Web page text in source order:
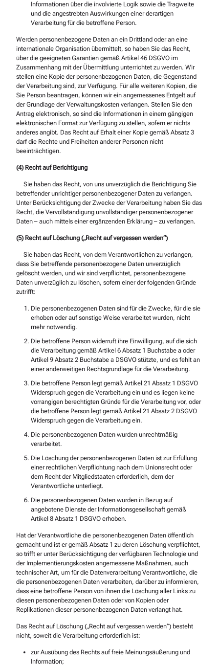
Informationen über die involvierte Logik sowie die Tragweite
und die angestrebten Auswirkungen einer derartigen
Verarbeitung für die betroffene Person.
Werden personenbezogene Daten an ein Drittland oder an eine
internationale Organisation übermittelt, so haben Sie das Recht,
über die geeigneten Garantien gemäß Artikel 46 DSGVO im
Zusammenhang mit der Übermittlung unterrichtet zu werden. Wir
stellen eine Kopie der personenbezogenen Daten, die Gegenstand
der Verarbeitung sind, zur Verfügung. Für alle weiteren Kopien, die
Sie Person beantragen, können wir ein angemessenes Entgelt auf
der Grundlage der Verwaltungskosten verlangen. Stellen Sie den
Antrag elektronisch, so sind die Informationen in einem gängigen
elektronischen Format zur Verfügung zu stellen, sofern er nichts
anderes angibt. Das Recht auf Erhalt einer Kopie gemäß Absatz 3
darf die Rechte und Freiheiten anderer Personen nicht
beeinträchtigen.
(4) Recht auf Berichtigung
Sie haben das Recht, von uns unverzüglich die Berichtigung Sie
betreffender unrichtiger personenbezogener Daten zu verlangen.
Unter Berücksichtigung der Zwecke der Verarbeitung haben Sie das
Recht, die Vervollständigung unvollständiger personenbezogener
Daten – auch mittels einer ergänzenden Erklärung – zu verlangen.
(5) Recht auf Löschung („Recht auf vergessen werden“)
Sie haben das Recht, von dem Verantwortlichen zu verlangen,
dass Sie betreffende personenbezogene Daten unverzüglich
gelöscht werden, und wir sind verpflichtet, personenbezogene
Daten unverzüglich zu löschen, sofern einer der folgenden Gründe
zutrifft:
Die personenbezogenen Daten sind für die Zwecke, für die sie
erhoben oder auf sonstige Weise verarbeitet wurden, nicht
mehr notwendig.
Die betroffene Person widerruft ihre Einwilligung, auf die sich
die Verarbeitung gemäß Artikel 6 Absatz 1 Buchstabe a oder
Artikel 9 Absatz 2 Buchstabe a DSGVO stützte, und es fehlt an
einer anderweitigen Rechtsgrundlage für die Verarbeitung.
Die betroffene Person legt gemäß Artikel 21 Absatz 1 DSGVO
Widerspruch gegen die Verarbeitung ein und es liegen keine
vorrangigen berechtigten Gründe für die Verarbeitung vor, oder
die betroffene Person legt gemäß Artikel 21 Absatz 2 DSGVO
Widerspruch gegen die Verarbeitung ein.
Die personenbezogenen Daten wurden unrechtmäßig
verarbeitet.
Die Löschung der personenbezogenen Daten ist zur Erfüllung
einer rechtlichen Verpflichtung nach dem Unionsrecht oder
dem Recht der Mitgliedstaaten erforderlich, dem der
Verantwortliche unterliegt.
Die personenbezogenen Daten wurden in Bezug auf
angebotene Dienste der Informationsgesellschaft gemäß
Artikel 8 Absatz 1 DSGVO erhoben.
Hat der Verantwortliche die personenbezogenen Daten öffentlich
gemacht und ist er gemäß Absatz 1 zu deren Löschung verpflichtet,
so trifft er unter Berücksichtigung der verfügbaren Technologie und
der Implementierungskosten angemessene Maßnahmen, auch
technischer Art, um für die Datenverarbeitung Verantwortliche, die
die personenbezogenen Daten verarbeiten, darüber zu informieren,
dass eine betroffene Person von ihnen die Löschung aller Links zu
diesen personenbezogenen Daten oder von Kopien oder
Replikationen dieser personenbezogenen Daten verlangt hat.
Das Recht auf Löschung („Recht auf vergessen werden“) besteht
nicht, soweit die Verarbeitung erforderlich ist:
zur Ausübung des Rechts auf freie Meinungsäußerung und
Information;